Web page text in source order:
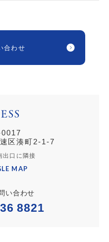
合わせ
区湊町2-1-7
出口に隣接
MAP
い合わせ
8821